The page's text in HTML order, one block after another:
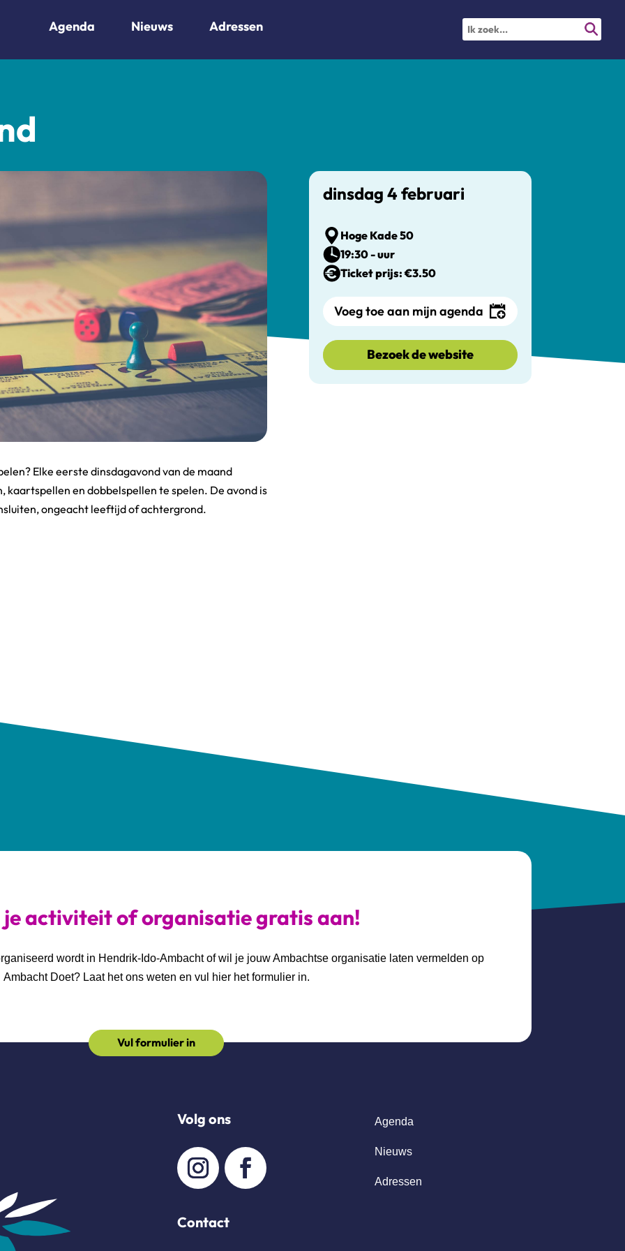
Agenda Nieuws Adressen
Elke eerste dinsdagavond van de maand
kaartspellen en dobbelspellen te spelen. De avond is
ongeacht leeftijd of achtergrond.
dinsdag 4 februari
Hoge Kade 50
19:30 - uur
Ticket prijs: €3.50
Voeg toe aan mijn agenda
Bezoek de website
je activiteit of organisatie gratis aan!
wordt in Hendrik-Ido-Ambacht of wil je jouw Ambachtse organisatie laten vermelden op
Ambacht Doet? Laat het ons weten en vul hier het formulier in.
Vul formulier in
Volg ons
Contact
Agenda
Nieuws
Adressen